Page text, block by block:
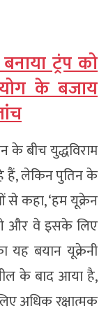
ट्रंप को
के बजाय
के बीच युद्धविराम
हैं, लेकिन पुतिन के
से कहा, ‘हम यूक्रेन
और वे इसके लिए
यह बयान यूक्रेनी
के बाद आया है,
अधिक रक्षात्मक